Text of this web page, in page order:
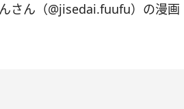
さん（@jisedai.fuufu）の漫画